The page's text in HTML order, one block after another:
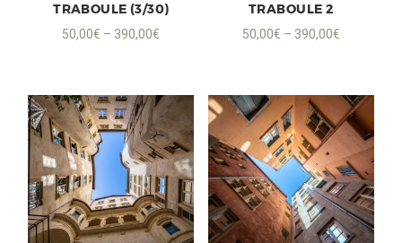
TRABOULE (3/30)
50,00€ – 390,00€
TRABOULE 2
50,00€ – 390,00€